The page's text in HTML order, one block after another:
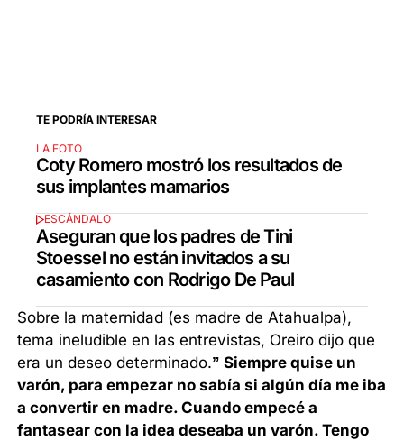
TE PODRÍA INTERESAR
LA FOTO
Coty Romero mostró los resultados de
sus implantes mamarios
ESCÁNDALO
Aseguran que los padres de Tini
Stoessel no están invitados a su
casamiento con Rodrigo De Paul
Sobre la maternidad (es madre de Atahualpa),
tema ineludible en las entrevistas, Oreiro dijo que
era un deseo determinado.” Siempre quise un
varón, para empezar no sabía si algún día me iba
a convertir en madre. Cuando empecé a
fantasear con la idea deseaba un varón. Tengo